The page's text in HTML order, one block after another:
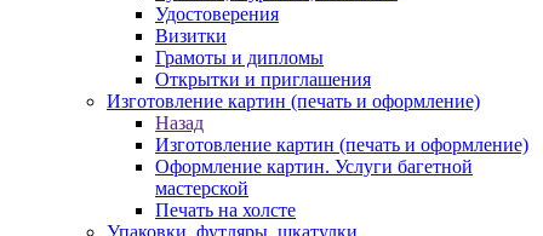
Удостоверения
Визитки
Грамоты и дипломы
Открытки и приглашения
Изготовление картин (печать и оформление)
Назад
Изготовление картин (печать и оформление)
Оформление картин. Услуги багетной
мастерской
Печать на холсте
Упаковки, футляры, шкатулки